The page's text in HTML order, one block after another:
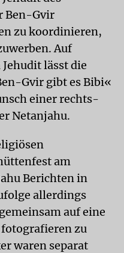
Ben-Gvir
zu koordinieren,
Auf
lässt die
Gvir gibt es Bibi«
einer rechts-
Netanjahu.
am
Berichten in
allerdings
auf eine
fotografieren zu
waren separat